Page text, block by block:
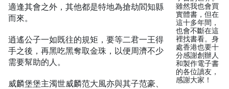
適逢其會之外，其他都是特地為搶劫閻知縣
而來。
逍遙公子一如既往的規矩，要等二君一王得
手之後，再黑吃黑奪取金珠，以便周濟不少
需要幫助的人。
威麟堡堡主濁世威麟范大風亦與其子范豪、
雖然我也會買
實體書，但在
這十多年間，
也會不斷在這
裡找書看。身
處香港也要十
分感謝創辦人
和製作電子書
的各位讀友，
感謝大家！